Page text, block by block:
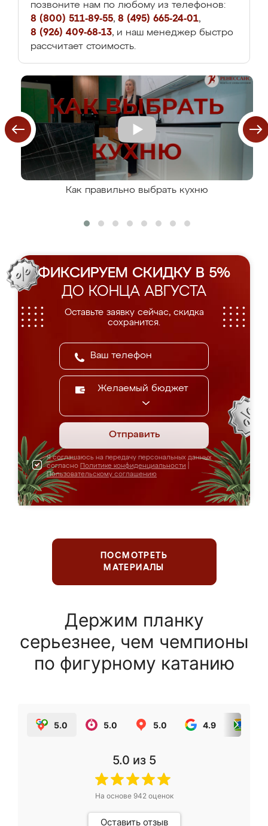
позвоните нам по любому из телефонов:
8 (800) 511-89-55, 8 (495) 665-24-01,
8 (926) 409-68-13, и наш менеджер быстро
рассчитает стоимость.
Как правильно выбрать кухню
ФИКСИРУЕМ СКИДКУ В 5%
ДО КОНЦА АВГУСТА
Оставьте заявку сейчас, скидка
сохранится.
Желаемый бюджет
Отправить
Я соглашаюсь на передачу персональных данных
согласно Политике конфиденциальности
Пользовательскому соглашению
ПОСМОТРЕТЬ
МАТЕРИАЛЫ
Держим планку
серьезнее, чем чемпионы
по фигурному катанию
5.0 5.0 5.0 4.9
5.0 из 5
На основе 942оценок
Оставить отзыв